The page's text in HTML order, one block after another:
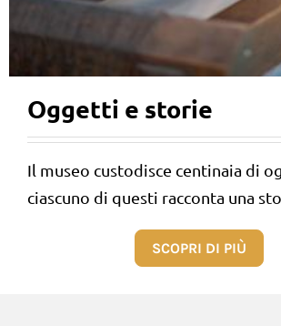
Oggetti e storie
Il museo custodisce centinaia di
ciascuno di questi racconta una
SCOPRI DI PIÙ